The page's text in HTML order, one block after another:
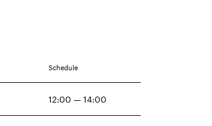
Schedule
12:00 — 14:00